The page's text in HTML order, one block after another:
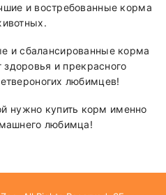
и востребованные корма
и сбалансированные корма
и прекрасного
любимцев!
нужно купить корм именно
любимца!